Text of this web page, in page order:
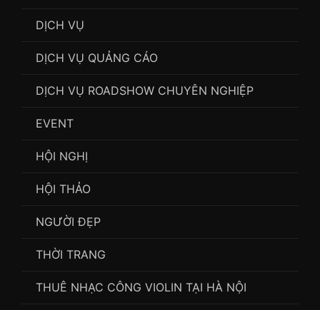
DỊCH VỤ
DỊCH VỤ QUẢNG CÁO
DỊCH VỤ ROADSHOW CHUYÊN NGHIỆP
EVENT
HỘI NGHỊ
HỘI THẢO
NGƯỜI ĐẸP
THỜI TRANG
THUÊ NHẠC CÔNG VIOLIN TẠI HÀ NỘI